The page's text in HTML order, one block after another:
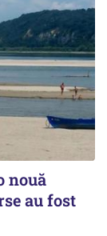
nouă
au fost